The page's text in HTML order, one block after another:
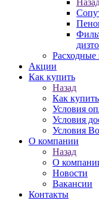
Расходные
Акции
Как купить
Назад
Как купить
Условия
Условия
Условия
О компании
Назад
О
Новости
Вакансии
Контакты